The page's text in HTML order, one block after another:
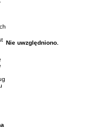
Nie uwzględniono.